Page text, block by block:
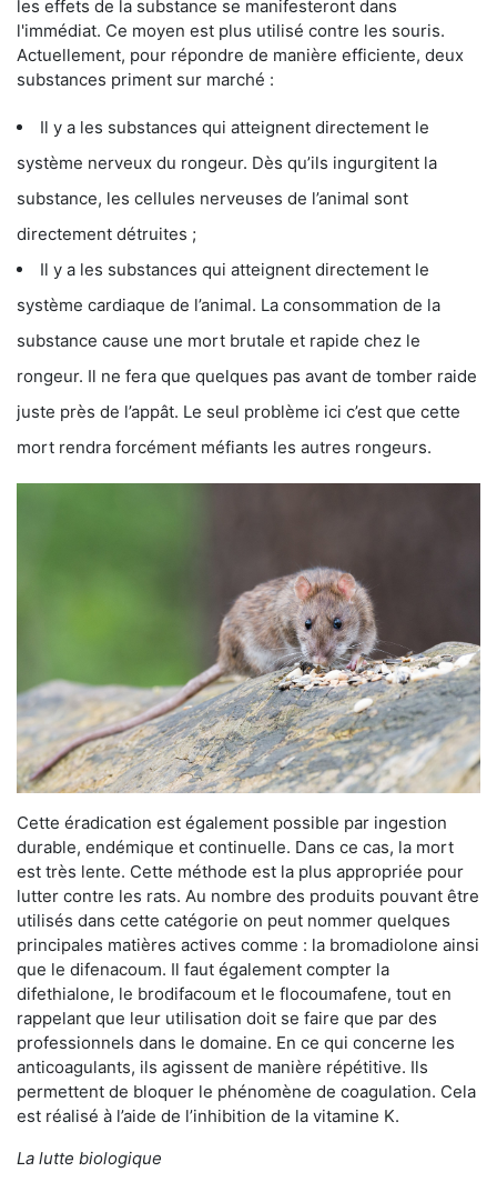
les effets de la substance se manifesteront dans
l'immédiat. Ce moyen est plus utilisé contre les souris.
Actuellement, pour répondre de manière efficiente, deux
substances priment sur marché :
Il y a les substances qui atteignent directement le
système nerveux du rongeur. Dès qu’ils ingurgitent la
substance, les cellules nerveuses de l’animal sont
directement détruites ;
Il y a les substances qui atteignent directement le
système cardiaque de l’animal. La consommation de la
substance cause une mort brutale et rapide chez le
rongeur. Il ne fera que quelques pas avant de tomber raide
juste près de l’appât. Le seul problème ici c’est que cette
mort rendra forcément méfiants les autres rongeurs.
Cette éradication est également possible par ingestion
durable, endémique et continuelle. Dans ce cas, la mort
est très lente. Cette méthode est la plus appropriée pour
lutter contre les rats. Au nombre des produits pouvant être
utilisés dans cette catégorie on peut nommer quelques
principales matières actives comme : la bromadiolone ainsi
que le difenacoum. Il faut également compter la
difethialone, le brodifacoum et le flocoumafene, tout en
rappelant que leur utilisation doit se faire que par des
professionnels dans le domaine. En ce qui concerne les
anticoagulants, ils agissent de manière répétitive. Ils
permettent de bloquer le phénomène de coagulation. Cela
est réalisé à l’aide de l’inhibition de la vitamine K.
La lutte biologique